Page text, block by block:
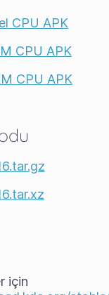
CPU APK
CPU APK
CPU APK
için